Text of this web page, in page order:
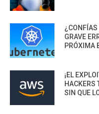
¿CONFÍAS
GRAVE
PRÓXIMA
¡EL
HACKERS
SIN QUE